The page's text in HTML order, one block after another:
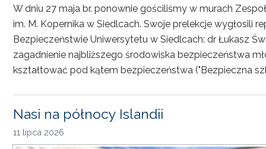
W dniu 27 maja br. ponownie gościliśmy w murach
im. M. Kopernika w Siedlcach. Swoje prelekcje wygłosili
Bezpieczeństwie Uniwersytetu w Siedlcach: dr Łukasz
zagadnienie najbliższego środowiska bezpieczeństwa
kształtować pod kątem bezpieczeństwa ("Bezpieczna
Nasi na północy Islandii
11 lipca 2026